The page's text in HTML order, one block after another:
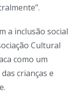
a inclusão social
Cultural
como um
crianças e